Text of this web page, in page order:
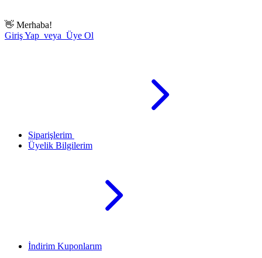
👋 Merhaba!
Giriş Yap veya Üye Ol
Siparişlerim
Üyelik Bilgilerim
İndirim Kuponlarım